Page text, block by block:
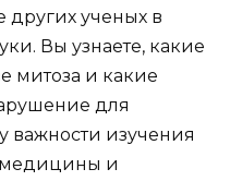
других ученых в
Вы узнаете, какие
митоза и какие
для
важности изучения
медицины и